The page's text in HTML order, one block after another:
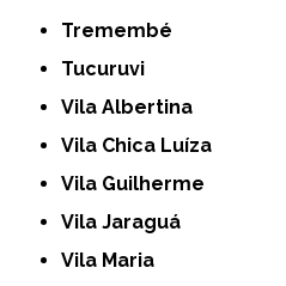
Tremembé
Tucuruvi
Vila Albertina
Vila Chica Luíza
Vila Guilherme
Vila Jaraguá
Vila Maria